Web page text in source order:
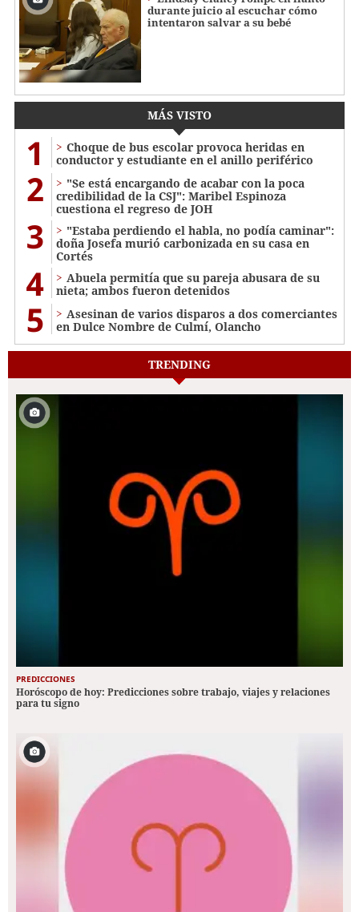
durante juicio al escuchar cómo
intentaron salvar a su bebé
MÁS VISTO
1
Choque de bus escolar provoca heridas en
conductor y estudiante en el anillo periférico
2
"Se está encargando de acabar con la poca
credibilidad de la CSJ": Maribel Espinoza
cuestiona el regreso de JOH
3
"Estaba perdiendo el habla, no podía caminar":
doña Josefa murió carbonizada en su casa en
Cortés
4
Abuela permitía que su pareja abusara de su
nieta; ambos fueron detenidos
5
Asesinan de varios disparos a dos comerciantes
en Dulce Nombre de Culmí, Olancho
TRENDING
PREDICCIONES
Horóscopo de hoy: Predicciones sobre trabajo, viajes y relaciones
para tu signo